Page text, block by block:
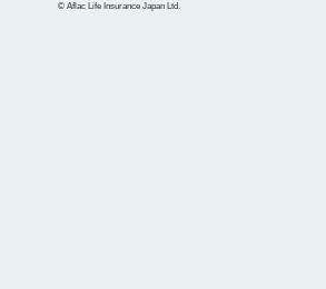
© Aflac Life Insurance Japan Ltd.